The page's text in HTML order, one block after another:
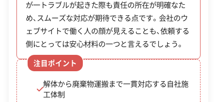
撤去助
成（一般
地域）
円
（費
用の
1/2）
道路に面した高さ1m以上の
危険なブロック塀等の撤去。
老朽危
険空家
最大
この解体業者の特徴
企業経
験・規模
公共工事の経験 重機保有
対応工事 アスベストレベル1,2除去
保有資格
が一トラブルが起きた際も責任の所在が明確なた
め、スムーズな対応が期待できる点です。会社のウ
ェブサイトで働く人の顔が見えることも、依頼する
側にとっては安心材料の一つと言えるでしょう。
注目ポイント
解体から廃棄物運搬まで一貫対応する自社施
工体制